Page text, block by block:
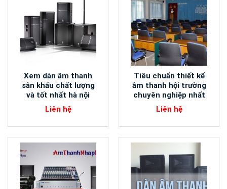
Xem dàn âm thanh
sân khấu chất lượng
và tốt nhất hà nội
Liên hệ
Tiêu chuẩn thiết kế
âm thanh hội trường
chuyên nghiệp nhất
Liên hệ